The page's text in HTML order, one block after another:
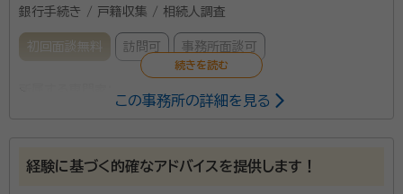
銀行手続き / 戸籍収集 / 相続人調査
初回面談無料 訪問可 事務所面談可
資格等：行政書士
この事務所の詳細を見る
経験に基づく的確なアドバイスを提供します！